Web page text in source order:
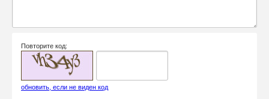
Повторите код:
обновить, если не виден код